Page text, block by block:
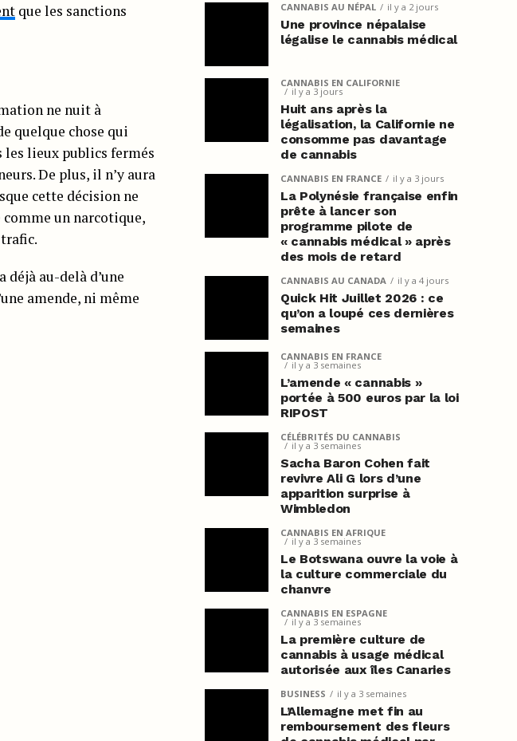
que les sanctions
ne nuit à
quelque chose qui
lieux publics fermés
De plus, il n’y aura
cette décision ne
comme un narcotique,
déjà au-delà d’une
amende, ni même
CANNABIS AU NÉPAL il y a 2 jours
Une province népalaise
légalise le cannabis médical
CANNABIS EN CALIFORNIE
il y a 3 jours
Huit ans après la
légalisation, la Californie ne
consomme pas davantage
de cannabis
CANNABIS EN FRANCE il y a 3 jours
La Polynésie française enfin
prête à lancer son
programme pilote de
« cannabis médical » après
des mois de retard
CANNABIS AU CANADA il y a 4 jours
Quick Hit Juillet 2026 : ce
qu’on a loupé ces dernières
semaines
CANNABIS EN FRANCE
il y a 3 semaines
L’amende « cannabis »
portée à 500 euros par la loi
RIPOST
CÉLÉBRITÉS DU CANNABIS
il y a 3 semaines
Sacha Baron Cohen fait
revivre Ali G lors d’une
apparition surprise à
Wimbledon
CANNABIS EN AFRIQUE
il y a 3 semaines
Le Botswana ouvre la voie à
la culture commerciale du
chanvre
CANNABIS EN ESPAGNE
il y a 3 semaines
La première culture de
cannabis à usage médical
autorisée aux îles Canaries
BUSINESS il y a 3 semaines
L’Allemagne met fin au
remboursement des fleurs